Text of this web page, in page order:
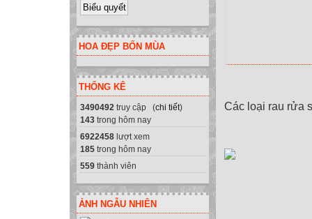
HOA ĐẸP BỐN MÙA
THỐNG KÊ
3490492 truy cập (chi tiết)
143 trong hôm nay
6922458 lượt xem
185 trong hôm nay
559 thành viên
ẢNH NGẪU NHIÊN
Các loại rau rửa